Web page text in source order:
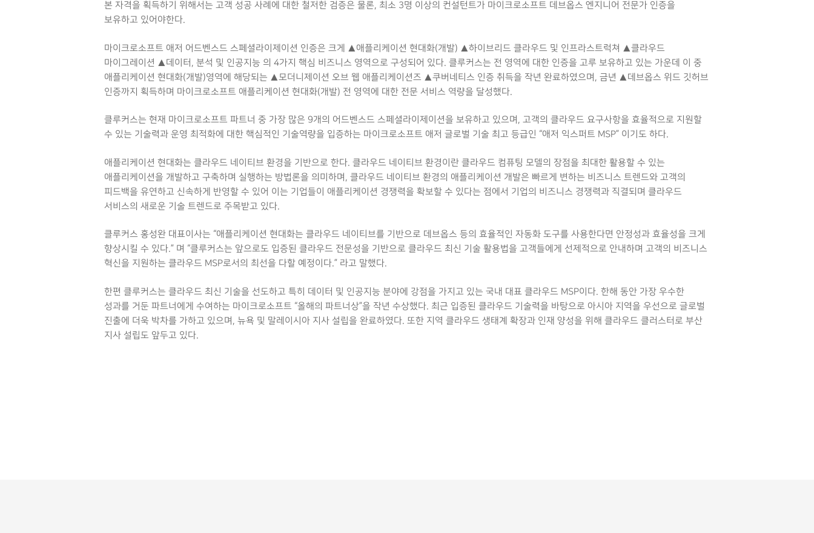
본 자격을 획득하기 위해서는 고객 성공 사례에 대한 철저한 검증은 물론, 최소 3명 이상의 컨설턴트가 마이크로소프트 데브옵스 엔지니어 전문가 인증을
보유하고 있어야한다.
마이크로소프트 애저 어드벤스드 스페셜라이제이션 인증은 크게 ▲애플리케이션 현대화(개발) ▲하이브리드 클라우드 및 인프라스트럭쳐 ▲클라우드
마이그레이션 ▲데이터, 분석 및 인공지능 의 4가지 핵심 비즈니스 영역으로 구성되어 있다. 클루커스는 전 영역에 대한 인증을 고루 보유하고 있는 가운데 이 중
애플리케이션 현대화(개발)영역에 해당되는 ▲모더니제이션 오브 웹 애플리케이션즈 ▲쿠버네티스 인증 취득을 작년 완료하였으며, 금년 ▲데브옵스 위드 깃허브
인증까지 획득하며 마이크로소프트 애플리케이션 현대화(개발) 전 영역에 대한 전문 서비스 역량을 달성했다.
클루커스는 현재 마이크로소프트 파트너 중 가장 많은 9개의 어드벤스드 스페셜라이제이션을 보유하고 있으며, 고객의 클라우드 요구사항을 효율적으로 지원할
수 있는 기술력과 운영 최적화에 대한 핵심적인 기술역량을 입증하는 마이크로소프트 애저 글로벌 기술 최고 등급인 “애저 익스퍼트 MSP” 이기도 하다.
애플리케이션 현대화는 클라우드 네이티브 환경을 기반으로 한다. 클라우드 네이티브 환경이란 클라우드 컴퓨팅 모델의 장점을 최대한 활용할 수 있는
애플리케이션을 개발하고 구축하며 실행하는 방법론을 의미하며, 클라우드 네이티브 환경의 애플리케이션 개발은 빠르게 변하는 비즈니스 트렌드와 고객의
피드백을 유연하고 신속하게 반영할 수 있어 이는 기업들이 애플리케이션 경쟁력을 확보할 수 있다는 점에서 기업의 비즈니스 경쟁력과 직결되며 클라우드
서비스의 새로운 기술 트렌드로 주목받고 있다.
클루커스 홍성완 대표이사는 “애플리케이션 현대화는 클라우드 네이티브를 기반으로 데브옵스 등의 효율적인 자동화 도구를 사용한다면 안정성과 효율성을 크게
향상시킬 수 있다.” 며 “클루커스는 앞으로도 입증된 클라우드 전문성을 기반으로 클라우드 최신 기술 활용법을 고객들에게 선제적으로 안내하며 고객의 비즈니스
혁신을 지원하는 클라우드 MSP로서의 최선을 다할 예정이다.” 라고 말했다.
한편 클루커스는 클라우드 최신 기술을 선도하고 특히 데이터 및 인공지능 분야에 강점을 가지고 있는 국내 대표 클라우드 MSP이다. 한해 동안 가장 우수한
성과를 거둔 파트너에게 수여하는 마이크로소프트 “올해의 파트너상”을 작년 수상했다. 최근 입증된 클라우드 기술력을 바탕으로 아시아 지역을 우선으로 글로벌
진출에 더욱 박차를 가하고 있으며, 뉴욕 및 말레이시아 지사 설립을 완료하였다. 또한 지역 클라우드 생태계 확장과 인재 양성을 위해 클라우드 클러스터로 부산
지사 설립도 앞두고 있다.